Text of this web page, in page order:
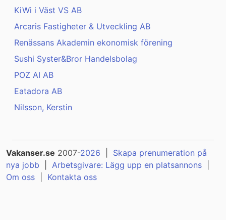
KiWi i Väst VS AB
Arcaris Fastigheter & Utveckling AB
Renässans Akademin ekonomisk förening
Sushi Syster&Bror Handelsbolag
POZ AI AB
Eatadora AB
Nilsson, Kerstin
Vakanser.se 2007-2026
Skapa prenumeration på
nya jobb
Arbetsgivare: Lägg upp en platsannons
Om oss
Kontakta oss